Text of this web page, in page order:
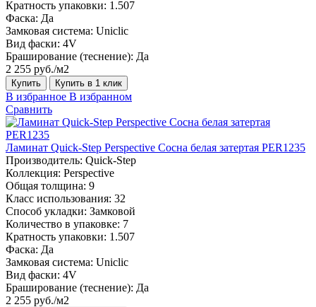
Кратность упаковки: 1.507
Фаска: Да
Замковая система: Uniclic
Вид фаски: 4V
Браширование (теснение): Да
2 255 руб./м2
Купить Купить в 1 клик
В избранное В избранном
Сравнить
Ламинат Quick-Step Perspective Сосна белая затертая PER1235
Производитель: Quick-Step
Коллекция: Perspective
Общая толщина: 9
Класс использования: 32
Способ укладки: Замковой
Количество в упаковке: 7
Кратность упаковки: 1.507
Фаска: Да
Замковая система: Uniclic
Вид фаски: 4V
Браширование (теснение): Да
2 255 руб./м2